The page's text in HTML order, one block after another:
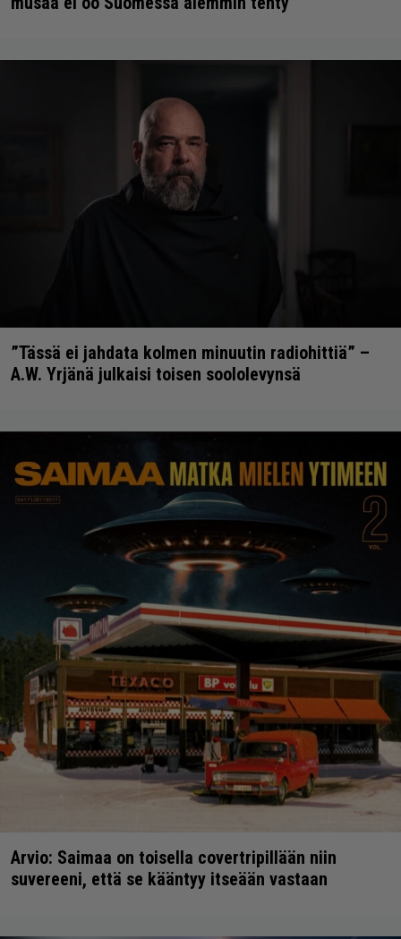
”Tässä ei jahdata kolmen minuutin radiohittiä” –
A.W. Yrjänä julkaisi toisen soololevynsä
Arvio: Saimaa on toisella covertripillään niin
suvereeni, että se kääntyy itseään vastaan